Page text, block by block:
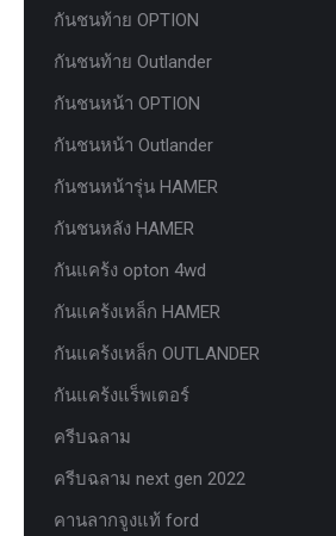
กันชนท้าย OPTION
กันชนท้าย Outlander
กันชนหน้า OPTION
กันชนหน้า Outlander
กันชนหน้ารุ่น HAMER
กันชนหลัง HAMER
กันแคร้ง opton 4wd
กันแคร้งเหล็ก HAMER
กันแคร้งเหล็ก OUTLANDER
กันแคร้งแร็พเตอร์
ครีบฉลาม
ครีบฉลาม next gen 2022
คานลากจูงแท้ ford